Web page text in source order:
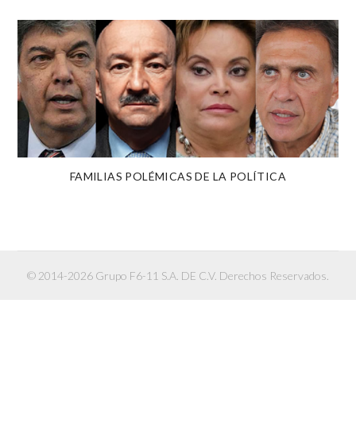
FAMILIAS POLÉMICAS DE LA POLÍTICA
© 2014-2026 Grupo F6-11 S.A. DE C.V. Derechos Reservados.